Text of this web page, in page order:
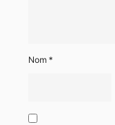
Nom *